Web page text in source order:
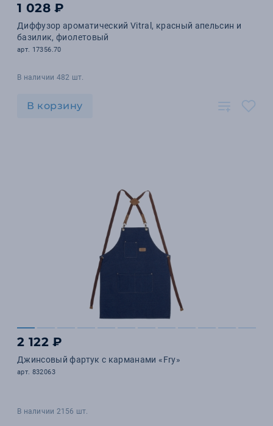
1 028 ₽
Диффузор ароматический Vitral, красный апельсин и
базилик, фиолетовый
арт. 17356.70
В наличии 482 шт.
В корзину
2 122 ₽
Джинсовый фартук с карманами «Fry»
арт. 832063
В наличии 2156 шт.